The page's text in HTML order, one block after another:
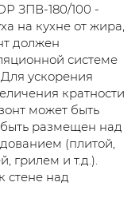
ЗПВ-180/100 -
на кухне от жира,
должен
системе
ускорения
кратности
может быть
размещен над
(плитой,
и т.д.).
стене над